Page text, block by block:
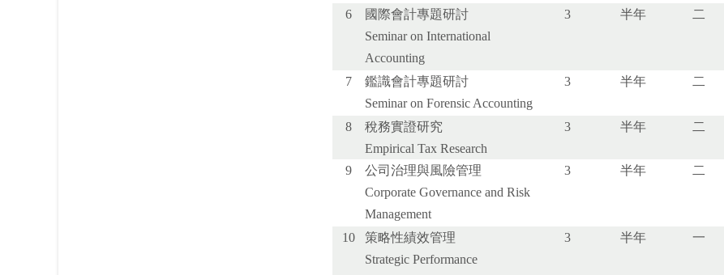
6
國際會計專題研討
Seminar on International
Accounting
3 半年 二
7
鑑識會計專題研討
Seminar on Forensic Accounting
3 半年 二
8
稅務實證研究
Empirical Tax Research
3 半年 二
9
公司治理與風險管理
Corporate Governance and Risk
Management
3 半年 二
10
策略性績效管理
Strategic Performance
3 半年 一